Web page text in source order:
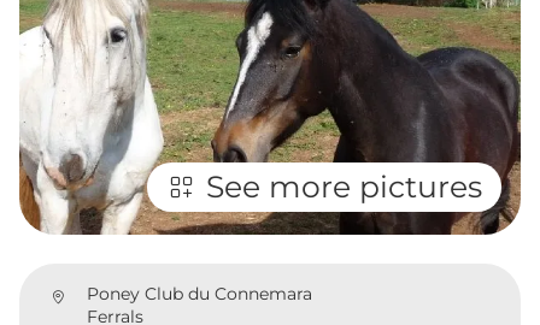
See more pictures
Poney Club du Connemara
Ferrals